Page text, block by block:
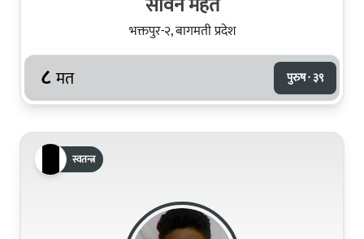
भक्तपुर-२, बागमती प्रदेश
८ मत पुरुष · ३९
स्वतन्त्र